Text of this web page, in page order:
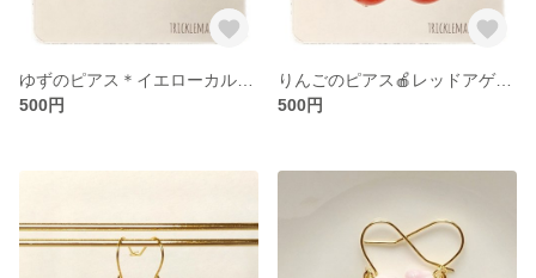
500円
りんごのピアス🍎レッドアゲート
500円